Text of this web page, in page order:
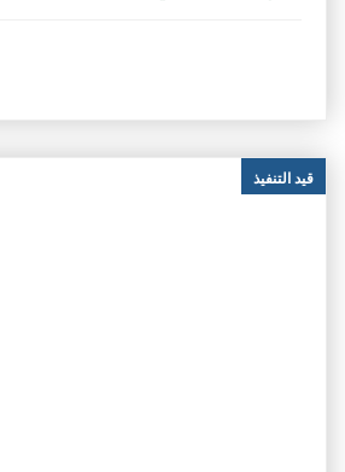
قيد التنفيذ